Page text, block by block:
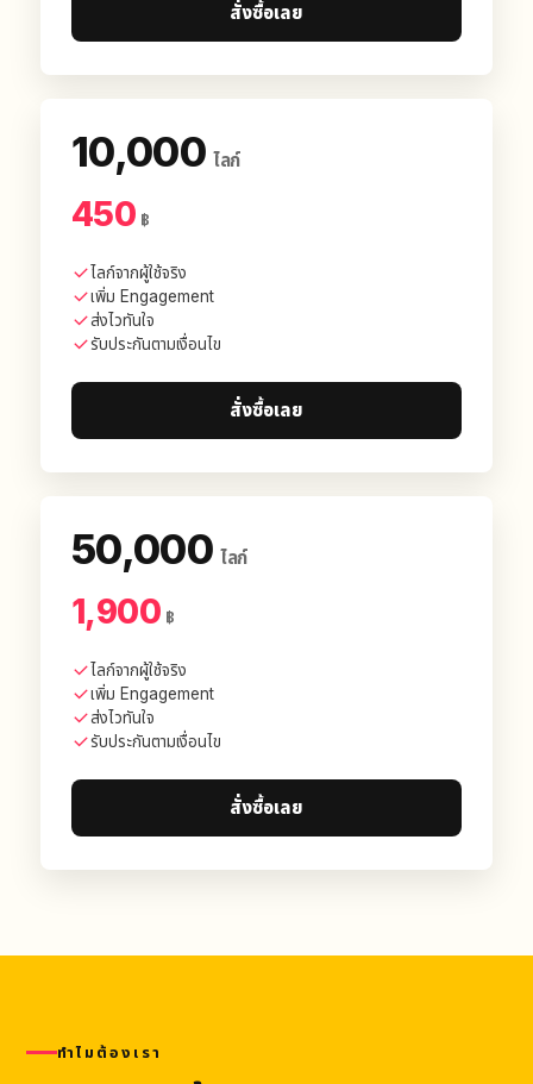
สั่งซื้อเลย
10,000ไลก์
450 ฿
ไลก์จากผู้ใช้จริง
เพิ่ม Engagement
ส่งไวทันใจ
รับประกันตามเงื่อนไข
สั่งซื้อเลย
50,000ไลก์
1,900 ฿
ไลก์จากผู้ใช้จริง
เพิ่ม Engagement
ส่งไวทันใจ
รับประกันตามเงื่อนไข
สั่งซื้อเลย
ทำไมต้องเรา